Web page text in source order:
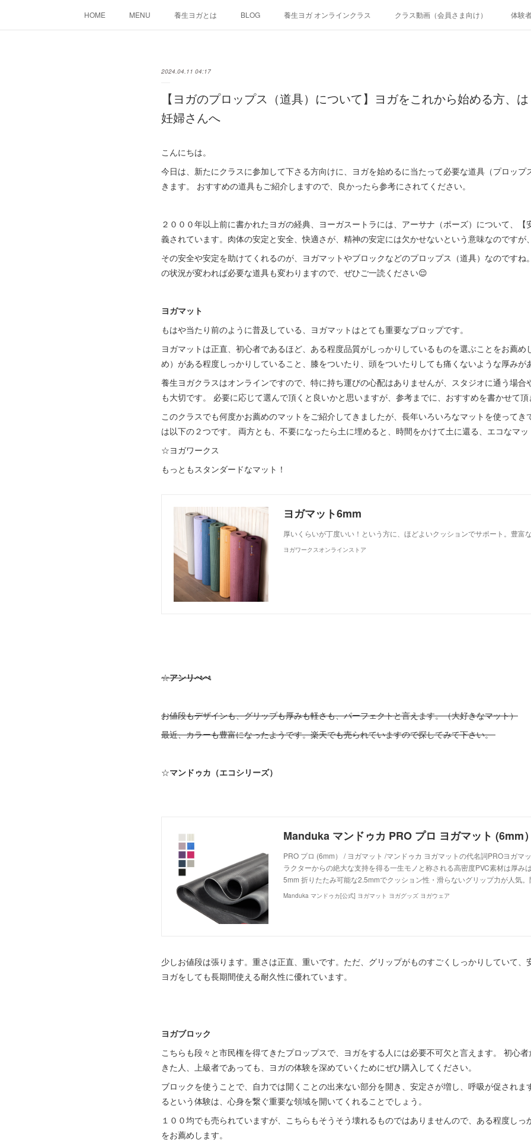
HOME MENU 養生ヨガとは BLOG 養生ヨガ オンラインクラス クラス動画（会員さま向け） 体験
2024.04.11 04:17
【ヨガのプロップス（道具）について】ヨガをこれから始める方、
妊婦さんへ
こんにちは。
今日は、新たにクラスに参加して下さる方向けに、ヨガを始めるに当たって必要な道具（プロップ
きます。 おすすめの道具もご紹介しますので、良かったら参考にされてください。
２０００年以上前に書かれたヨガの経典、ヨーガスートラには、アーサナ（ポーズ）について、【
義されています。肉体の安定と安全、快適さが、精神の安定には欠かせないという意味なのですが
その安全や安定を助けてくれるのが、ヨガマットやブロックなどのプロップス（道具）なのですね
の状況が変われば必要な道具も変わりますので、ぜひご一読ください😌
ヨガマット
もはや当たり前のように普及している、ヨガマットはとても重要なプロップです。
ヨガマットは正直、初心者であるほど、ある程度品質がしっかりしているものを選ぶことをお薦め
め）がある程度しっかりしていること、膝をついたり、頭をついたりしても痛くないような厚みが
養生ヨガクラスはオンラインですので、特に持ち運びの心配はありませんが、スタジオに通う場合
も大切です。 必要に応じて選んで頂くと良いかと思いますが、参考までに、おすすめを書かせて頂
このクラスでも何度かお薦めのマットをご紹介してきましたが、長年いろいろなマットを使ってき
は以下の２つです。 両方とも、不要になったら土に埋めると、時間をかけて土に還る、エコなマッ
☆ヨガワークス
もっともスタンダードなマット！
ヨガマット6mm
厚いくらいが丁度いい！という方に、ほどよいクッションでサポート。豊富な
ヨガワークスオンラインストア
☆アンリべべ
お値段もデザインも、グリップも厚みも軽さも、パーフェクトと言えます。（大好きなマット）
最近、カラーも豊富になったようです。楽天でも売られていますので探してみて下さい。
☆マンドゥカ（エコシリーズ）
PRO プロ (6mm） / ヨガマット /マンドゥカ ヨガマットの代名詞PROヨガマ
ラクターからの絶大な支持を得る一生モノと称される高密度PVC素材は厚み
5mm 折りたたみ可能な2.5mmでクッション性・滑らないグリップ力が人気
Manduka マンドゥカ[公式] ヨガマット ヨガグッズ ヨガウェア
少しお値段は張ります。重さは正直、重いです。ただ、グリップがものすごくしっかりしていて、
ヨガをしても長期間使える耐久性に優れています。
ヨガブロック
こちらも段々と市民権を得てきたプロップスで、ヨガをする人には必要不可欠と言えます。 初心
きた人、上級者であっても、ヨガの体験を深めていくためにぜひ購入してください。
ブロックを使うことで、自力では開くことの出来ない部分を開き、安定さが増し、呼吸が促されま
るという体験は、心身を繋ぐ重要な領域を開いてくれることでしょう。
１００均でも売られていますが、こちらもそうそう壊れるものではありませんので、ある程度しっ
をお薦めします。